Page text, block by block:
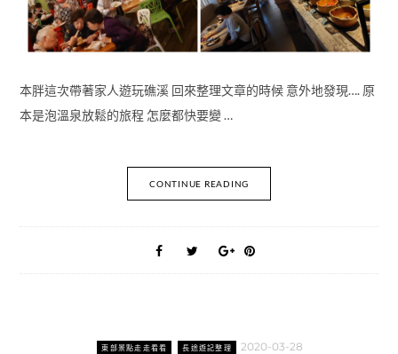
本胖這次帶著家人遊玩礁溪 回來整理文章的時候 意外地發現…. 原
本是泡溫泉放鬆的旅程 怎麼都快要變 …
CONTINUE READING
東部景點走走看看 長途遊記整理 2020-03-28